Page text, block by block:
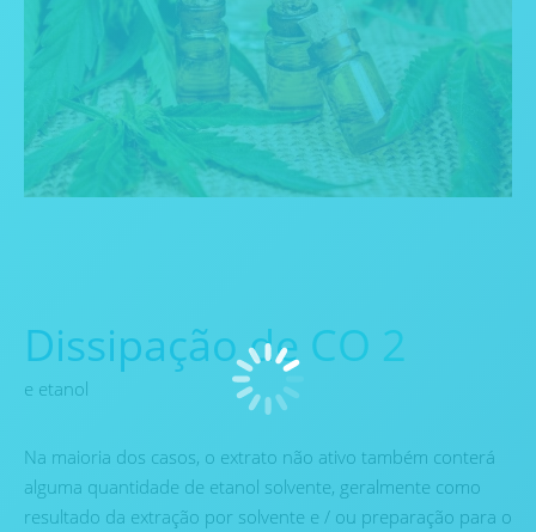
Dissipação de CO 2
e etanol
Na maioria dos casos, o extrato não ativo também conterá
alguma quantidade de etanol solvente, geralmente como
resultado da extração por solvente e / ou preparação para o